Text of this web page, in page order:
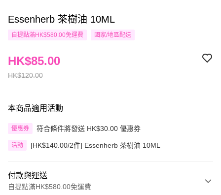
Essenherb 茶樹油 10ML
自提點滿HK$580.00免運費 國家/地區配送
HK$120.00
HK$85.00
本商品適用活動
優惠券 符合條件將發送 HK$30.00 優惠券
活動 [HK$140.00/2件] Essenherb 茶樹油 10ML
付款與運送
自提點滿HK$580.00免運費